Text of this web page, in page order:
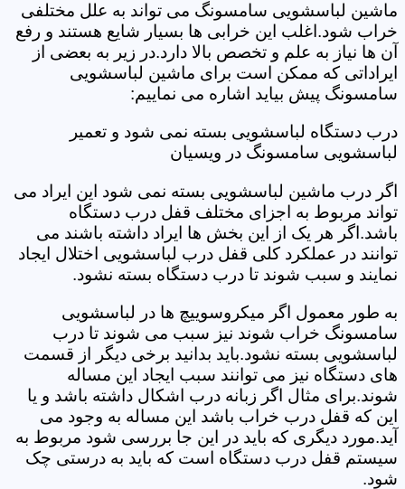
ماشین لباسشویی سامسونگ می تواند به علل مختلفی
خراب شود.اغلب این خرابی ها بسیار شایع هستند و رفع
آن ها نیاز به علم و تخصص بالا دارد.در زیر به بعضی از
ایراداتی که ممکن است برای ماشین لباسشویی
سامسونگ پیش بیاید اشاره می نماییم:
درب دستگاه لباسشویی بسته نمی شود و تعمیر
لباسشویی سامسونگ در ویسیان
اگر درب ماشین لباسشویی بسته نمی شود این ایراد می
تواند مربوط به اجزای مختلف قفل درب دستگاه
باشد.اگر هر یک از این بخش ها ایراد داشته باشند می
توانند در عملکرد کلی قفل درب لباسشویی اختلال ایجاد
نمایند و سبب شوند تا درب دستگاه بسته نشود.
به طور معمول اگر میکروسوییچ ها در لباسشویی
سامسونگ خراب شوند نیز سبب می شوند تا درب
لباسشویی بسته نشود.باید بدانید برخی دیگر از قسمت
های دستگاه نیز می توانند سبب ایجاد این مساله
شوند.برای مثال اگر زبانه درب اشکال داشته باشد و یا
این که قفل درب خراب باشد این مساله به وجود می
آید.مورد دیگری که باید در این جا بررسی شود مربوط به
سیستم قفل درب دستگاه است که باید به درستی چک
شود.